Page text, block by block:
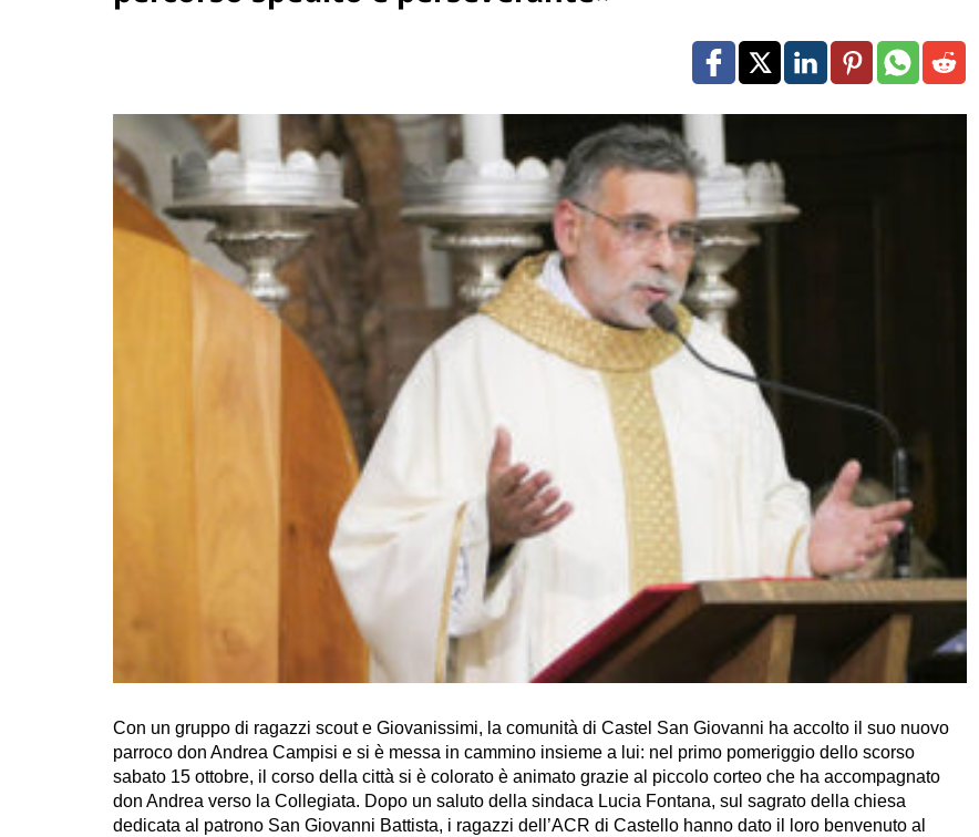
Con un gruppo di ragazzi scout e Giovanissimi, la comunità di Castel San Giovanni ha accolto il suo nuovo
parroco don Andrea Campisi e si è messa in cammino insieme a lui: nel primo pomeriggio dello scorso
sabato 15 ottobre, il corso della città si è colorato è animato grazie al piccolo corteo che ha accompagnato
don Andrea verso la Collegiata. Dopo un saluto della sindaca Lucia Fontana, sul sagrato della chiesa
dedicata al patrono San Giovanni Battista, i ragazzi dell’ACR di Castello hanno dato il loro benvenuto al